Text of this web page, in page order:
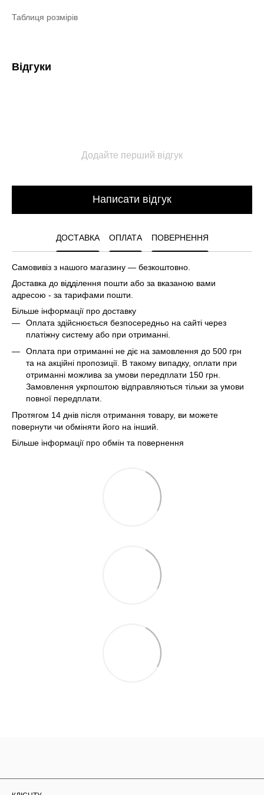
Таблиця розмірів
Відгуки
Додайте перший відгук
Написати відгук
ДОСТАВКА ОПЛАТА ПОВЕРНЕННЯ
Самовивіз з нашого магазину — безкоштовно.
Доставка до відділення пошти або за вказаною вами
адресою - за тарифами пошти.
Більше інформації про доставку
Оплата здійснюється безпосередньо на сайті через
платіжну систему або при отриманні.
Оплата при отриманні не діє на замовлення до 500 грн
та на акційні пропозиції. В такому випадку, оплати при
отриманні можлива за умови передплати 150 грн.
Замовлення укрпоштою відправляються тільки за умови
повної передплати.
Протягом 14 днів після отримання товару, ви можете
повернути чи обміняти його на інший.
Більше інформації про обмін та повернення